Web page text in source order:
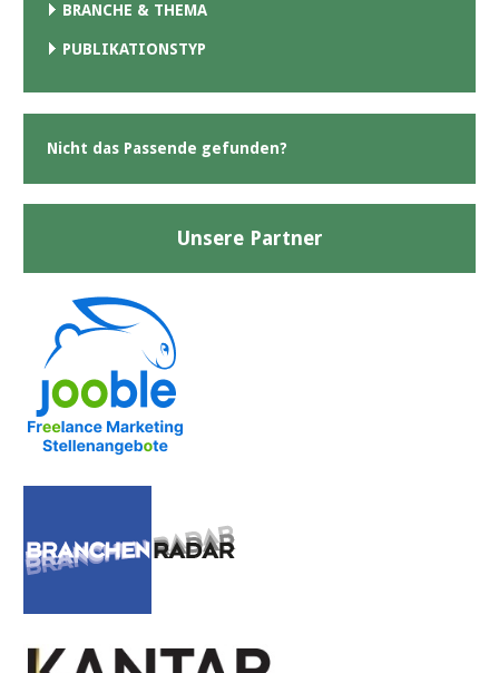
BRANCHE & THEMA
PUBLIKATIONSTYP
Nicht das Passende gefunden?
Unsere Partner